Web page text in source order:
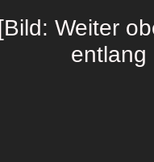
[Bild: Weiter
entlang